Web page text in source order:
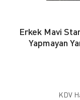
Erkek Mavi
Yapmayan
KDV